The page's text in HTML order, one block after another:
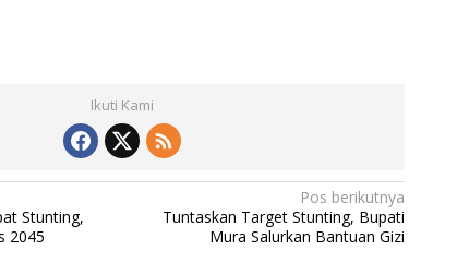
Ikuti Kami
Stunting,
2045
Pos berikutnya
Tuntaskan Target Stunting, Bupati
Mura Salurkan Bantuan Gizi